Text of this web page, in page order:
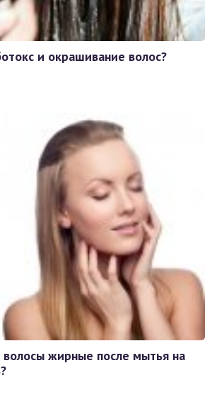
и окрашивание волос?
волосы жирные после мытья на